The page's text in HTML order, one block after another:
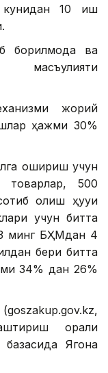
10 иш
борилмоқда ва
масъулияти
жорий
ҳажми 30%
ошириш учун
товарлар, 500
олиш ҳуқуқи
учун битта
3 минг БҲМдан 4
бери битта
34% дан 26%
орқали
Ягона